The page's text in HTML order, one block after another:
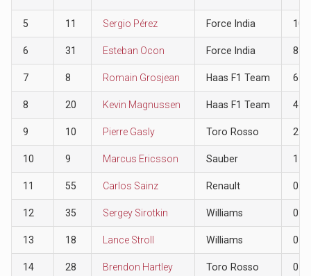
5 11 Sergio Pérez Force India 10
6 31 Esteban Ocon Force India 8
7 8 Romain Grosjean Haas F1 Team 6
8 20 Kevin Magnussen Haas F1 Team 4
9 10 Pierre Gasly Toro Rosso 2
10 9 Marcus Ericsson Sauber 1
11 55 Carlos Sainz Renault 0
12 35 Sergey Sirotkin Williams 0
13 18 Lance Stroll Williams 0
14 28 Brendon Hartley Toro Rosso 0